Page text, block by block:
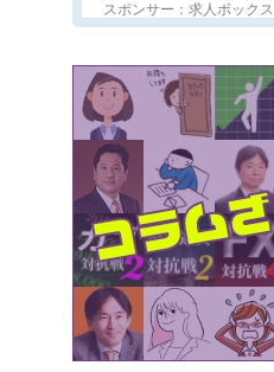
スポンサー：求人ボックス